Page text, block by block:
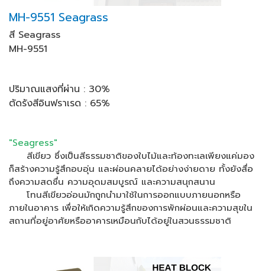
MH-9551 Seagrass
สี Seagrass
MH-9551
ปริมาณแสงที่ผ่าน : 30%
ตัดรังสีอินฟราเรด : 65%
"Seagress"
สีเขียว ซึ่งเป็นสีธรรมชาติของใบไม้และท้องทะเลเพียงแค่มอง
ก็สร้างความรู้สึกอบอุ่น และผ่อนคลายได้อย่างง่ายดาย ทั้งยังสื่อ
ถึงความสดชื่น ความอุดมสมบูรณ์ และความสนุกสนาน
โทนสีเขียวอ่อนมักถูกนำมาใช้ในการออกแบบภายนอกหรือ
ภายในอาคาร เพื่อให้เกิดความรู้สึกของการพักผ่อนและความสุขใน
สถานที่อยู่อาศัยหรืออาคารเหมือนกับได้อยู่ในสวนธรรมชาติ